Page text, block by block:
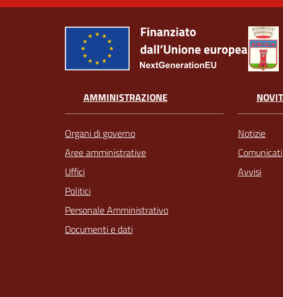
AMMINISTRAZIONE
Organi di governo
Aree amministrative
Uffici
Politici
Personale Amministrativo
Documenti e dati
Notizie
Comunicati
Avvisi